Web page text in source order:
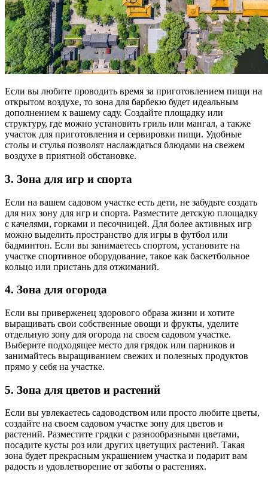
Если вы любите проводить время за приготовлением пищи на
открытом воздухе, то зона для барбекю будет идеальным
дополнением к вашему саду. Создайте площадку или
структуру, где можно установить гриль или мангал, а также
участок для приготовления и сервировки пищи. Удобные
столы и стулья позволят наслаждаться блюдами на свежем
воздухе в приятной обстановке.
3. Зона для игр и спорта
Если на вашем садовом участке есть дети, не забудьте создать
для них зону для игр и спорта. Разместите детскую площадку
с качелями, горками и песочницей. Для более активных игр
можно выделить пространство для игры в футбол или
бадминтон. Если вы занимаетесь спортом, установите на
участке спортивное оборудование, такое как баскетбольное
кольцо или пристань для отжиманий.
4. Зона для огорода
Если вы приверженец здорового образа жизни и хотите
выращивать свои собственные овощи и фрукты, уделите
отдельную зону для огорода на своем садовом участке.
Выберите подходящее место для грядок или парников и
занимайтесь выращиванием свежих и полезных продуктов
прямо у себя на участке.
5. Зона для цветов и растений
Если вы увлекаетесь садоводством или просто любите цветы,
создайте на своем садовом участке зону для цветов и
растений. Разместите грядки с разнообразными цветами,
посадите кусты роз или других цветущих растений. Такая
зона будет прекрасным украшением участка и подарит вам
радость и удовлетворение от заботы о растениях.